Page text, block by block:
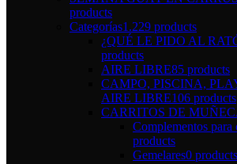
products
Categorías1.229 products
¿QUÉ LE PIDO AL
products
AIRE LIBRE85 products
CAMPO, PISCINA,
AIRE LIBRE106 products
CARRITOS DE
Complementos
products
Gemelares0 products